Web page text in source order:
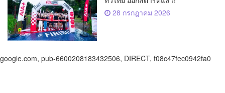
28 กรกฎาคม 2026
google.com, pub-6600208183432506, DIRECT, f08c47fec0942fa0